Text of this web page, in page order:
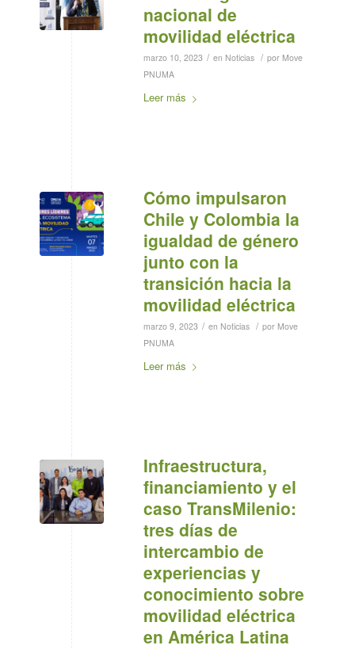
nacional de
movilidad eléctrica
marzo 10, 2023 / en Noticias / por Move
PNUMA
Leer más
Cómo impulsaron
Chile y Colombia la
igualdad de género
junto con la
transición hacia la
movilidad eléctrica
marzo 9, 2023 / en Noticias / por Move
PNUMA
Leer más
Infraestructura,
financiamiento y el
caso TransMilenio:
tres días de
intercambio de
experiencias y
conocimiento sobre
movilidad eléctrica
en América Latina